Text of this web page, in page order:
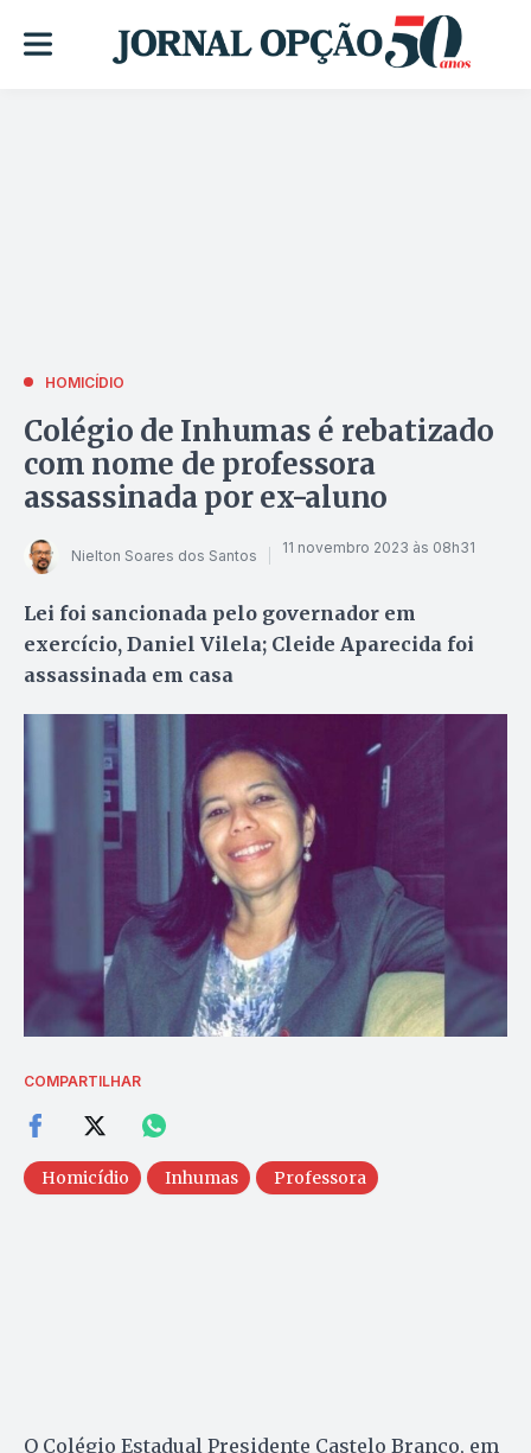
HOMICÍDIO
Colégio de Inhumas é rebatizado
com nome de professora
assassinada por ex-aluno
Nielton Soares dos Santos 11 novembro 2023 às 08h31
Lei foi sancionada pelo governador em
exercício, Daniel Vilela; Cleide Aparecida foi
assassinada em casa
COMPARTILHAR
Homicídio Inhumas Professora
O Colégio Estadual Presidente Castelo Branco, em